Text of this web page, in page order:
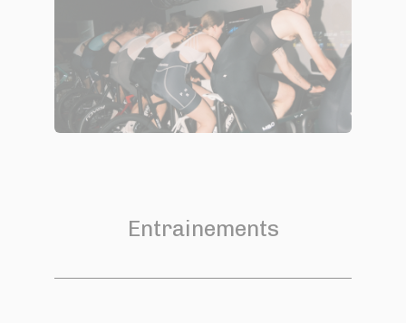
Entrainements